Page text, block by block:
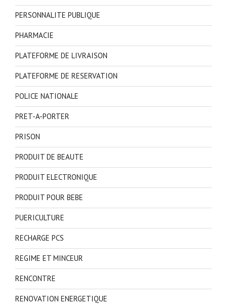
PERSONNALITE PUBLIQUE
PHARMACIE
PLATEFORME DE LIVRAISON
PLATEFORME DE RESERVATION
POLICE NATIONALE
PRET-A-PORTER
PRISON
PRODUIT DE BEAUTE
PRODUIT ELECTRONIQUE
PRODUIT POUR BEBE
PUERICULTURE
RECHARGE PCS
REGIME ET MINCEUR
RENCONTRE
RENOVATION ENERGETIQUE